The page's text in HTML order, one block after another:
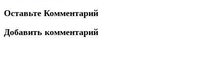
Оставьте Комментарий
Добавить комментарий